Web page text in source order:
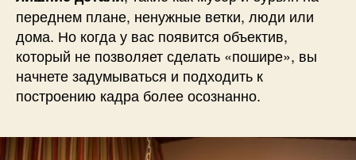
переднем плане, ненужные ветки, люди или
дома. Но когда у вас появится объектив,
который не позволяет сделать «пошире», вы
начнете задумываться и подходить к
построению кадра более осознанно.